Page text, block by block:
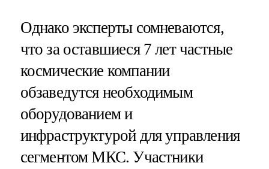
Однако эксперты сомневаются,
что за оставшиеся 7 лет частные
космические компании
обзаведутся необходимым
оборудованием и
инфраструктурой для управления
сегментом МКС. Участники